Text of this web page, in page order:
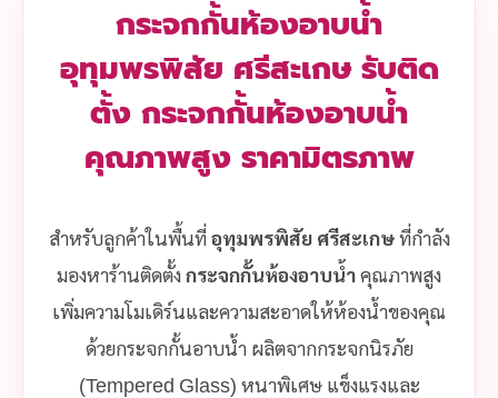
กระจกกั้นห้องอาบน้ำ
อุทุมพรพิสัย ศรีสะเกษ รับติด
ตั้ง กระจกกั้นห้องอาบน้ำ
คุณภาพสูง ราคามิตรภาพ
สำหรับลูกค้าในพื้นที่อุทุมพรพิสัย ศรีสะเกษที่กำลัง
มองหาร้านติดตั้งกระจกกั้นห้องอาบน้ำคุณภาพสูง
เพิ่มความโมเดิร์นและความสะอาดให้ห้องน้ำของคุณ
ด้วยกระจกกั้นอาบน้ำ ผลิตจากกระจกนิรภัย
(Tempered Glass) หนาพิเศษ แข็งแรงและ